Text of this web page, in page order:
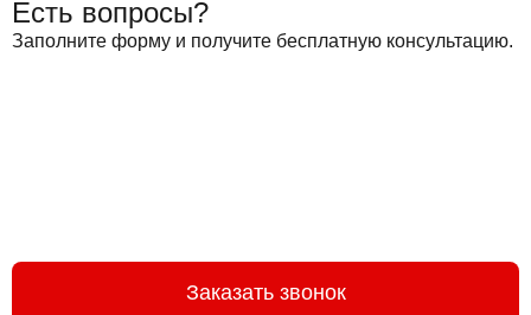
Есть вопросы?
Заполните форму и получите бесплатную консультацию.
Заказать звонок